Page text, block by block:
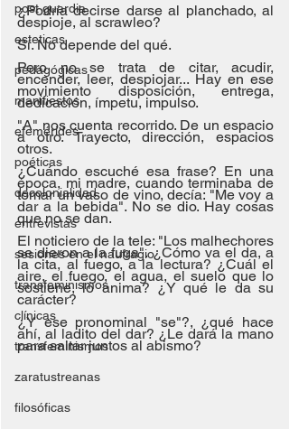
post guardia
esteticas
pedagógicas
manifiestos
efemérides
poéticas
decolonialidad
entrevistas
sesiones en el naufragio
transfeminismos
clínicas
transfeminismos
zaratustreanas
filosóficas
¿Podría decirse darse al planchado, al
despioje, al scrawleo?
Sí. No depende del qué.
Pero no se trata de citar, acudir,
encender, leer, despiojar... Hay en ese
movimiento disposición, entrega,
dedicación, ímpetu, impulso.
"A" nos cuenta recorrido. De un espacio
a otro. Trayecto, dirección, espacios
otros.
¿Cuándo escuché esa frase? En una
época, mi madre, cuando terminaba de
tomar un vaso de vino, decía: "Me voy a
dar a la bebida". No se dio. Hay cosas
que no se dan.
El noticiero de la tele: "Los malhechores
se dieron a la fuga". ¿Cómo va el da, a
la cita, al fuego, a la lectura? ¿Cuál el
aire, el fuego, el agua, el suelo que lo
sostiene, lo anima? ¿Y qué le da su
carácter?
¿Y ese pronominal "se"?, ¿qué hace
ahí, al ladito del dar? ¿Le dará la mano
para saltar juntos al abismo?